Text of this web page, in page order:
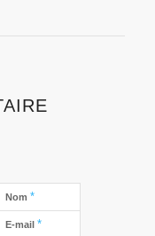
Nom *
E-mail *